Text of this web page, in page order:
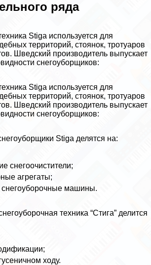
ряда
Stiga используется для
территорий, стоянок, тротуаров
Шведский производитель выпускает
снегоуборщиков:
Stiga используется для
территорий, стоянок, тротуаров
Шведский производитель выпускает
снегоуборщиков:
Stiga делятся на:
снегоочистители;
агрегаты;
машины.
техника “Стига” делится
ходу.